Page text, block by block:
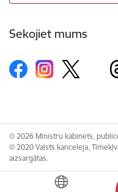
Sekojiet mums
© 2026 Ministru kabinets,
© 2020 Valsts kanceleja,
aizsargātas.